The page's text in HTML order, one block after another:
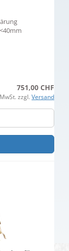
751,00 CHF
zzgl. Versand